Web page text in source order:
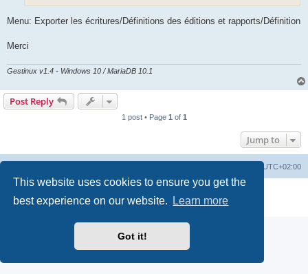
This website uses cookies to ensure you get the
best experience on our website.
Learn more
Got it!
Menu: Exporter les écritures/Définitions des éditions et rapports/Définition
Merci
Gestinux v1.4 - Windows 10 / MariaDB 10.1
Post Reply
1 post • Page 1of 1
Jump to
UTC+02:00
Privacy|Terms